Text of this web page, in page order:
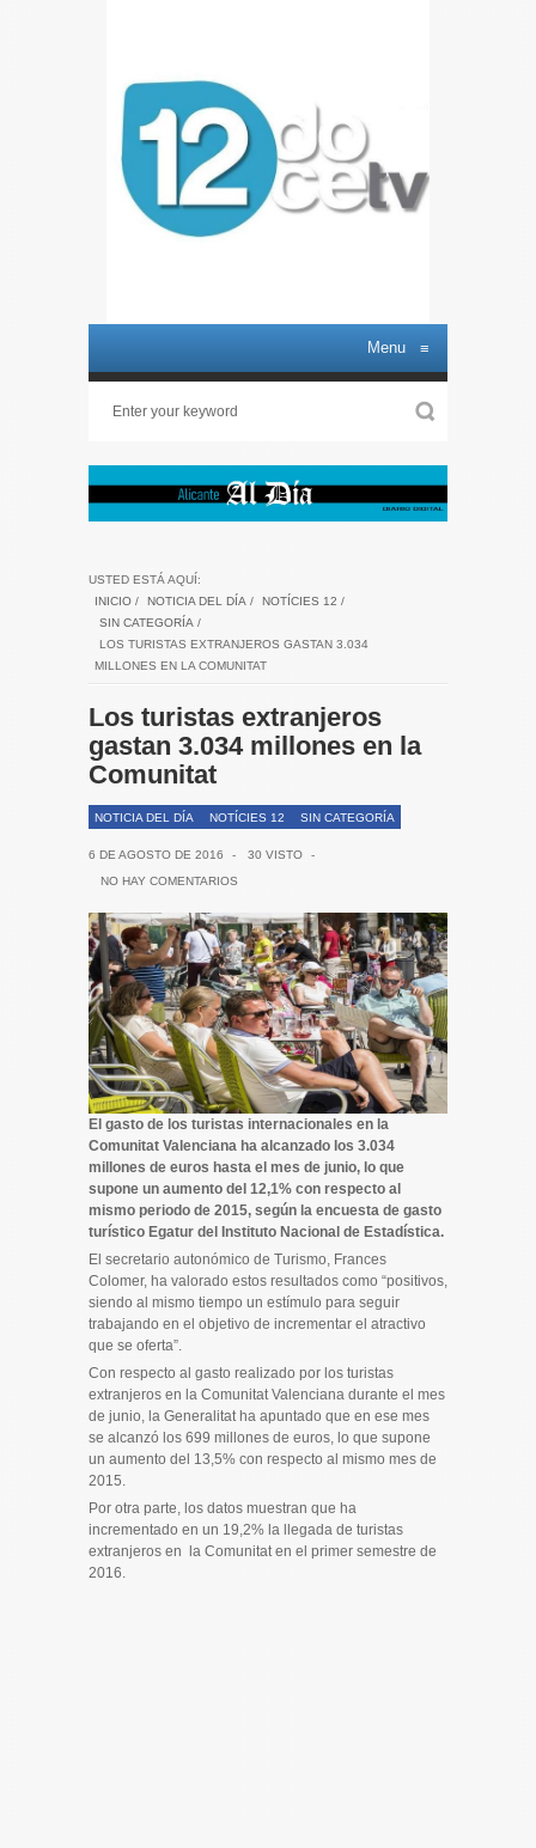
Menu ≡
USTED ESTÁ AQUÍ:
INICIO / NOTICIA DEL DÍA / NOTÍCIES 12 /
SIN CATEGORÍA /
LOS TURISTAS EXTRANJEROS GASTAN 3.034
MILLONES EN LA COMUNITAT
Los turistas extranjeros
gastan 3.034 millones en la
Comunitat
NOTICIA DEL DÍA NOTÍCIES 12 SIN CATEGORÍA
6 DE AGOSTO DE 2016 - 30 VISTO
-
NO HAY COMENTARIOS
El gasto de los turistas internacionales en la
Comunitat Valenciana ha alcanzado los 3.034
millones de euros hasta el mes de junio, lo que
supone un aumento del 12,1% con respecto al
mismo periodo de 2015, según la encuesta de gasto
turístico Egatur del Instituto Nacional de Estadística.
El secretario autonómico de Turismo, Frances
Colomer, ha valorado estos resultados como “positivos,
siendo al mismo tiempo un estímulo para seguir
trabajando en el objetivo de incrementar el atractivo
que se oferta”.
Con respecto al gasto realizado por los turistas
extranjeros en la Comunitat Valenciana durante el mes
de junio, la Generalitat ha apuntado que en ese mes
se alcanzó los 699 millones de euros, lo que supone
un aumento del 13,5% con respecto al mismo mes de
2015.
Por otra parte, los datos muestran que ha
incrementado en un 19,2% la llegada de turistas
extranjeros en la Comunitat en el primer semestre de
2016.